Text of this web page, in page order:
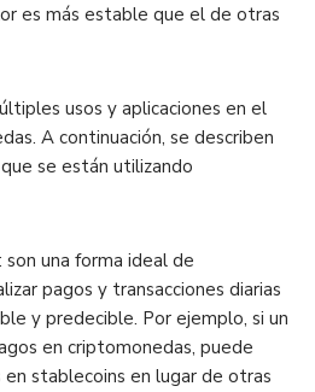
es más estable que el de otras
usos y aplicaciones en el
A continuación, se describen
se están utilizando
: son una forma ideal de
pagos y transacciones diarias
y predecible. Por ejemplo, si un
en criptomonedas, puede
stablecoins en lugar de otras